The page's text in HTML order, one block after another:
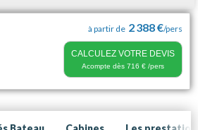
à partir de 2 388 €/pers
CALCULEZ VOTRE DEVIS
Acompte dès 716 €/pers